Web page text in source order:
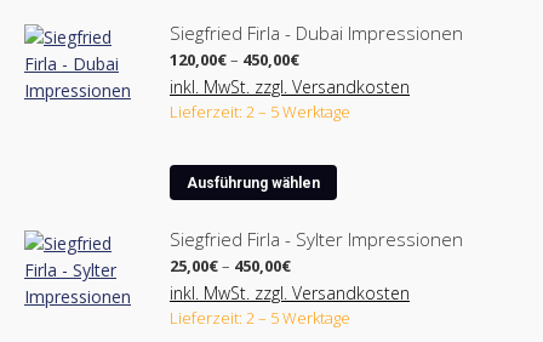
Siegfried Firla - Dubai Impressionen
120,00€– 450,00€Preisspanne:
120,00€
bis
450,00€
inkl. MwSt. zzgl. Versandkosten
Lieferzeit: 2 – 5 Werktage
Ausführung wählen
Dieses
Produkt
weist
mehrere
Varianten
auf.
Siegfried Firla - Sylter Impressionen
25,00€– 450,00€Preisspanne:
25,00€
bis
450,00€
inkl. MwSt. zzgl. Versandkosten
Lieferzeit: 2 – 5 Werktage